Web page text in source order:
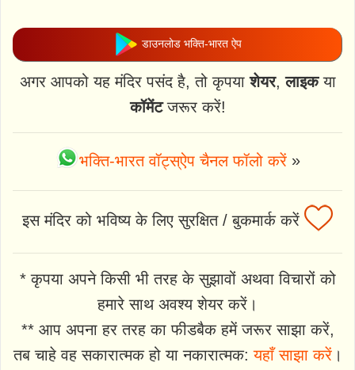
डाउनलोड भक्ति-भारत ऐप
अगर आपको यह मंदिर पसंद है, तो कृपयाशेयर,लाइकया
कॉमेंटजरूर करें!
भक्ति-भारत वॉट्स्ऐप चैनल फॉलो करें»
इस मंदिर को भविष्य के लिए सुरक्षित / बुकमार्क करें
* कृपया अपने किसी भी तरह के सुझावों अथवा विचारों को
हमारे साथ अवश्य शेयर करें।
** आप अपना हर तरह का फीडबैक हमें जरूर साझा करें,
तब चाहे वह सकारात्मक हो या नकारात्मक:यहाँ साझा करें।